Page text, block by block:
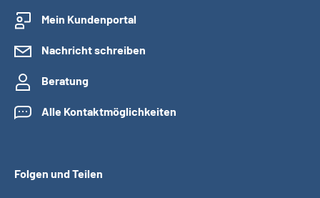
Mein Kundenportal
Nachricht schreiben
Beratung
Alle Kontaktmöglichkeiten
Folgen und Teilen